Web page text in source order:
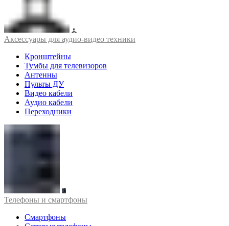
Аксессуары для аудио-видео техники
Кронштейны
Тумбы для телевизоров
Антенны
Пульты ДУ
Видео кабели
Аудио кабели
Переходники
Телефоны и смартфоны
Смартфоны